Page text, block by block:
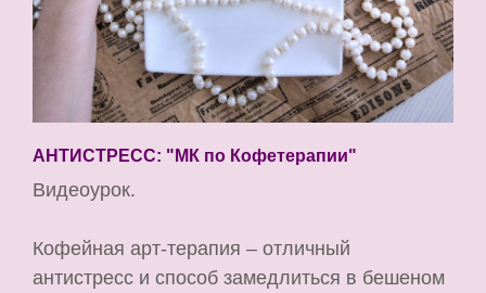
АНТИСТРЕСС: "МК по Кофетерапии"
Видеоурок.
Кофейная арт-терапия – отличный
антистресс и способ замедлиться в бешеном